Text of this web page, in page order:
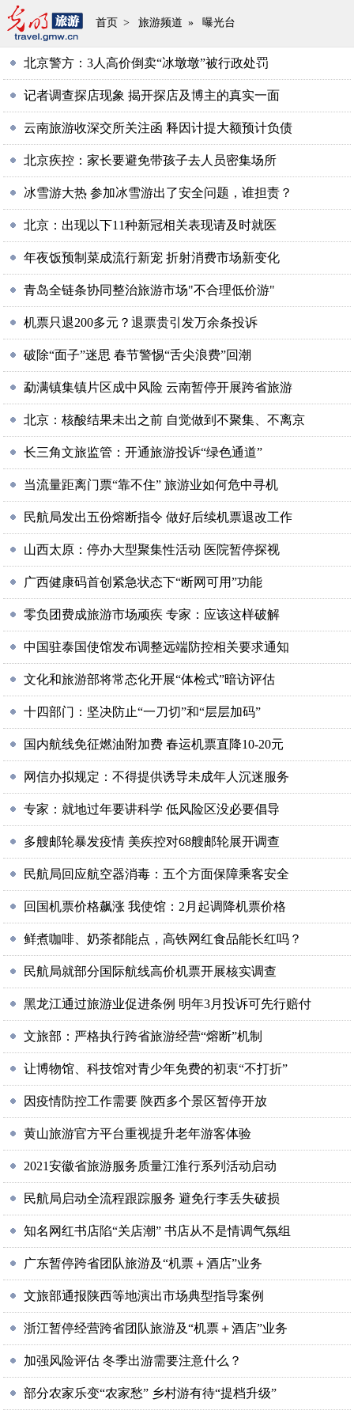
首页 > 旅游频道 » 曝光台
北京警方：3人高价倒卖“冰墩墩”被行政处罚
记者调查探店现象 揭开探店及博主的真实一面
云南旅游收深交所关注函 释因计提大额预计负债
北京疾控：家长要避免带孩子去人员密集场所
冰雪游大热 参加冰雪游出了安全问题，谁担责？
北京：出现以下11种新冠相关表现请及时就医
年夜饭预制菜成流行新宠 折射消费市场新变化
青岛全链条协同整治旅游市场"不合理低价游"
机票只退200多元？退票贵引发万余条投诉
破除“面子”迷思 春节警惕“舌尖浪费”回潮
勐满镇集镇片区成中风险 云南暂停开展跨省旅游
北京：核酸结果未出之前 自觉做到不聚集、不离京
长三角文旅监管：开通旅游投诉“绿色通道”
当流量距离门票“靠不住” 旅游业如何危中寻机
民航局发出五份熔断指令 做好后续机票退改工作
山西太原：停办大型聚集性活动 医院暂停探视
广西健康码首创紧急状态下“断网可用”功能
零负团费成旅游市场顽疾 专家：应该这样破解
中国驻泰国使馆发布调整远端防控相关要求通知
文化和旅游部将常态化开展“体检式”暗访评估
十四部门：坚决防止“一刀切”和“层层加码”
国内航线免征燃油附加费 春运机票直降10-20元
网信办拟规定：不得提供诱导未成年人沉迷服务
专家：就地过年要讲科学 低风险区没必要倡导
多艘邮轮暴发疫情 美疾控对68艘邮轮展开调查
民航局回应航空器消毒：五个方面保障乘客安全
回国机票价格飙涨 我使馆：2月起调降机票价格
鲜煮咖啡、奶茶都能点，高铁网红食品能长红吗？
民航局就部分国际航线高价机票开展核实调查
黑龙江通过旅游业促进条例 明年3月投诉可先行赔付
文旅部：严格执行跨省旅游经营“熔断”机制
让博物馆、科技馆对青少年免费的初衷“不打折”
因疫情防控工作需要 陕西多个景区暂停开放
黄山旅游官方平台重视提升老年游客体验
2021安徽省旅游服务质量江淮行系列活动启动
民航局启动全流程跟踪服务 避免行李丢失破损
知名网红书店陷“关店潮” 书店从不是情调气氛组
广东暂停跨省团队旅游及“机票＋酒店”业务
文旅部通报陕西等地演出市场典型指导案例
浙江暂停经营跨省团队旅游及“机票＋酒店”业务
加强风险评估 冬季出游需要注意什么？
部分农家乐变“农家愁” 乡村游有待“提档升级”